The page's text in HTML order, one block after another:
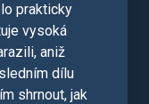
prakticky
vysoká
aniž
dílu
shrnout, jak